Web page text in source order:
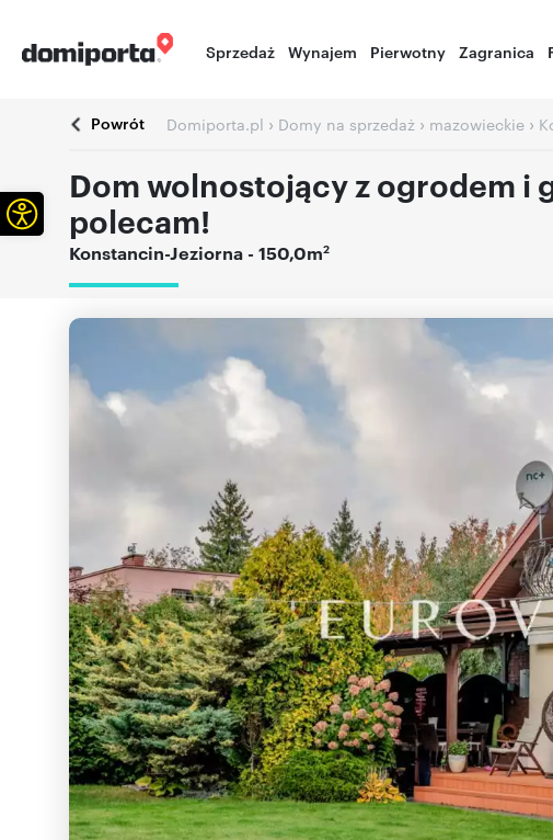
Sprzedaż Wynajem Pierwotny Zagranica
Powrót Domiporta.pl › Domy na sprzedaż › mazowieckie ›
Dom wolnostojący z ogrodem i
polecam!
Konstancin-Jeziorna - 150,0m2
Otwórz pasek narzędzi